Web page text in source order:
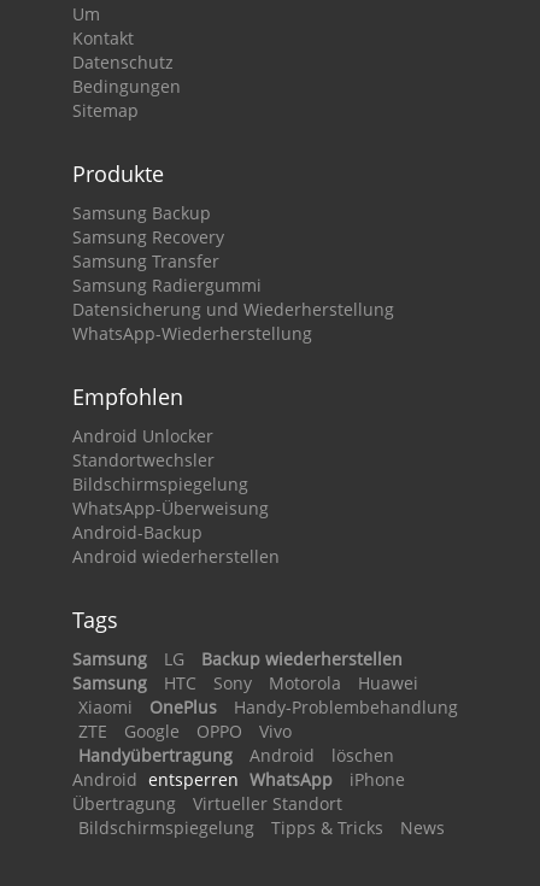
Um
Kontakt
Datenschutz
Bedingungen
Sitemap
Produkte
Samsung Backup
Samsung Recovery
Samsung Transfer
Samsung Radiergummi
Datensicherung und Wiederherstellung
WhatsApp-Wiederherstellung
Empfohlen
Android Unlocker
Standortwechsler
Bildschirmspiegelung
WhatsApp-Überweisung
Android-Backup
Android wiederherstellen
Tags
Samsung LG
Backup wiederherstellen
Samsung
HTC Sony Motorola
Huawei
Xiaomi
OnePlus
Handy-Problembehandlung
ZTE
Google OPPO
Vivo
Handyübertragung
Android
löschen
Android entsperren WhatsApp
iPhone
Übertragung
Virtueller Standort
Bildschirmspiegelung
Tipps & Tricks News